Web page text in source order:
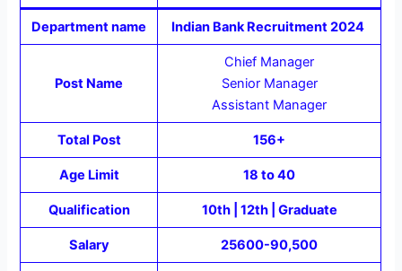
Department name Indian Bank Recruitment 2024
Post Name
Chief Manager
Senior Manager
Assistant Manager
Total Post 156+
Age Limit 18 to 40
Qualification 10th | 12th | Graduate
Salary 25600-90,500